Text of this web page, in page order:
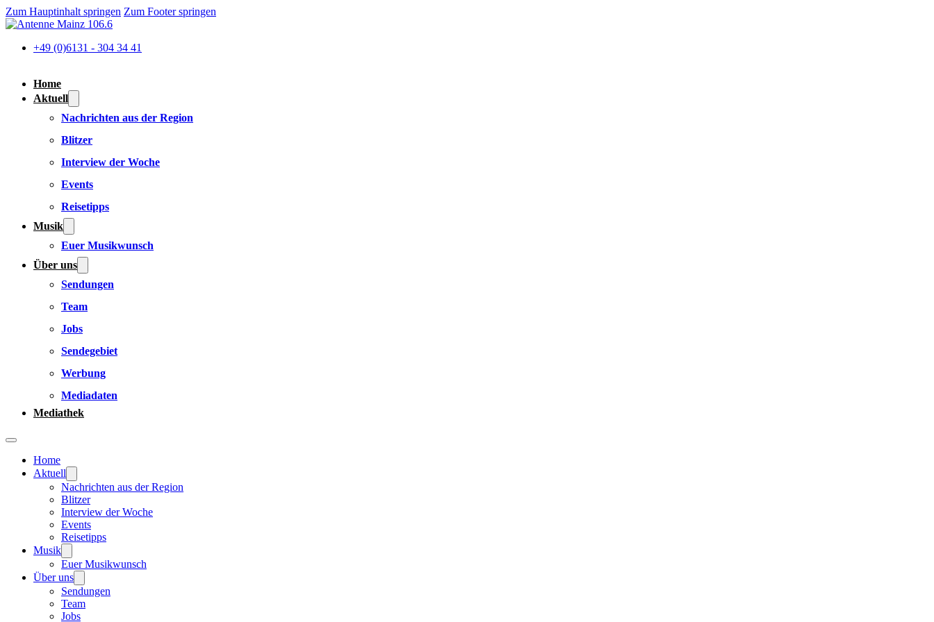
Zum Hauptinhalt springen Zum Footer springen
+49 (0)6131 - 304 34 41
Home
Aktuell
Nachrichten aus der Region
Blitzer
Interview der Woche
Events
Reisetipps
Musik
Euer Musikwunsch
Über uns
Sendungen
Team
Jobs
Sendegebiet
Werbung
Mediadaten
Mediathek
Home
Aktuell
Nachrichten aus der Region
Blitzer
Interview der Woche
Events
Reisetipps
Musik
Euer Musikwunsch
Über uns
Sendungen
Team
Jobs